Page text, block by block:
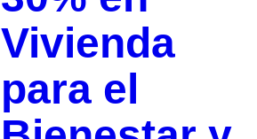
Vivienda
para el